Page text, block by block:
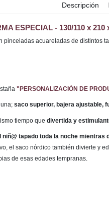
Descripción
ESPECIAL - 130/110 x 210
acuareladas de distintos
"PERSONALIZACIÓN DE
saco superior, bajera ajustable,
tiempo que divertida y
tapado toda la noche mientras
el saco nórdico también divierte y
de esas edades tempranas.